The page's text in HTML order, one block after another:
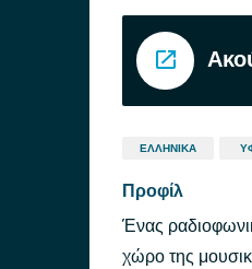
ΕΛΛΗΝΙΚΆ
Προφίλ
Ένας
χώρο της